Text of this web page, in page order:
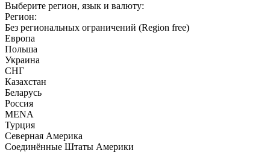
Выберите регион, язык и валюту:
Регион:
Без региональных ограничений (Region free)
Европа
Польша
Украина
СНГ
Казахстан
Беларусь
Россия
MENA
Турция
Северная Америка
Соединённые Штаты Америки